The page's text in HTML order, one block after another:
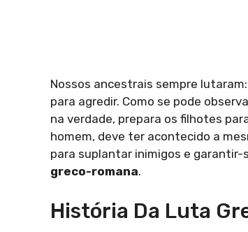
Nossos ancestrais sempre
para agredir. Como se pode
na verdade, prepara os filhotes
homem, deve ter acontecido a
para suplantar inimigos e garantir-
greco-romana.
História Da Luta